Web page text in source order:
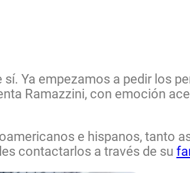
Ya empezamos a pedir los
Ramazzini, con emoción
e hispanos, tanto
contactarlos a través de su